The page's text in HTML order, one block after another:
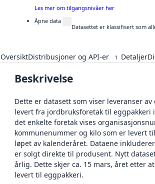
Les mer om tilgangsnivåer her
Åpne data
Datasettet er klassifisert som
OversiktDistribusjoner og API-er 1 Detaljer
Beskrivelse
Dette er datasett som viser leveranser av
levert fra jordbruksforetak til eggpakkeri
det enkelte foretak vises
kommunenummer og kilo som er levert
løpet av kalenderåret. Dataene
er solgt direkte til produsent. Nytt
årlig. Dette skjer ca. 15 mars, året etter
levert til eggpakkeri.